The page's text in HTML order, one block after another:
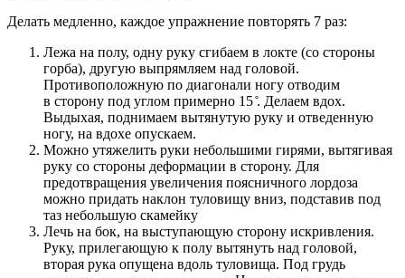
Делать медленно, каждое упражнение повторять 7 раз:
Лежа на полу, одну руку сгибаем в локте (со стороны
горба), другую выпрямляем над головой.
Противоположную по диагонали ногу отводим
в сторону под углом примерно 15 ̊. Делаем вдох.
Выдыхая, поднимаем вытянутую руку и отведенную
ногу, на вдохе опускаем.
Можно утяжелить руки небольшими гирями, вытягивая
руку со стороны деформации в сторону. Для
предотвращения увеличения поясничного лордоза
можно придать наклон туловищу вниз, подставив под
таз небольшую скамейку
Лечь на бок, на выступающую сторону искривления.
Руку, прилегающую к полу вытянуть над головой,
вторая рука опущена вдоль туловища. Под грудь